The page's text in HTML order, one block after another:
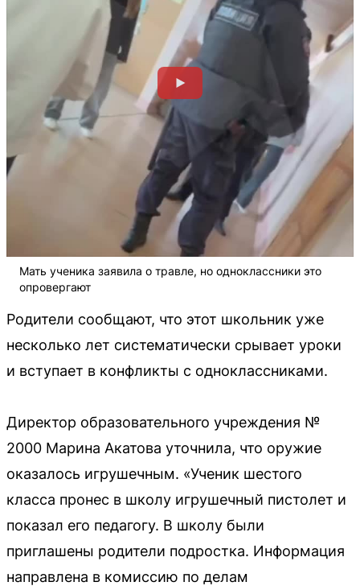
Мать ученика заявила о травле, но одноклассники это
опровергают
Родители сообщают, что этот школьник уже
несколько лет систематически срывает уроки
и вступает в конфликты с одноклассниками.
Директор образовательного учреждения №
2000 Марина Акатова уточнила, что оружие
оказалось игрушечным. «Ученик шестого
класса пронес в школу игрушечный пистолет и
показал его педагогу. В школу были
приглашены родители подростка. Информация
направлена в комиссию по делам